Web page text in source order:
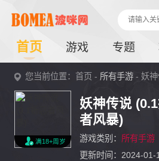
首页 游戏 专题
您当前位置：首页 - 所有手游 - 妖
满18+周岁
妖神传说
者风暴)
游戏类别： 所有手游
更新时间：2024-01-